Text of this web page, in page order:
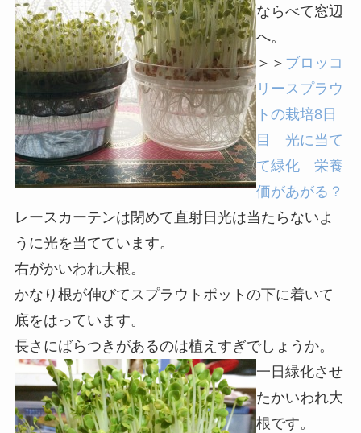
ならべて窓辺
へ。
＞＞ ブロッコ
リースプラウ
トの栽培8日
目 光に当て
て緑化 栄養
価があがる？
レースカーテンは閉めて直射日光は当たらないよ
うに光を当てています。
右がかいわれ大根。
かなり根が伸びてスプラウトポットの下に着いて
底をはっています。
長さにばらつきがあるのは植えすぎでしょうか。
一日緑化させ
たかいわれ大
根です。